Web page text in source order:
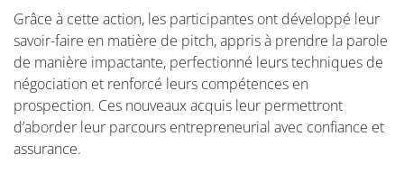
Grâce à cette action, les participantes ont développé leur
savoir-faire en matière de pitch, appris à prendre la parole
de manière impactante, perfectionné leurs techniques de
négociation et renforcé leurs compétences en
prospection. Ces nouveaux acquis leur permettront
d’aborder leur parcours entrepreneurial avec confiance et
assurance.